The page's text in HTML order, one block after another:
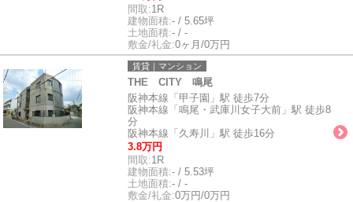
間取:1R
建物面積:- / 5.65坪
土地面積:- / -
敷金/礼金:0ヶ月/0万円
賃貸｜マンション
THE CITY 鳴尾
阪神本線「甲子園」駅 徒歩7分
阪神本線「鳴尾・武庫川女子大前」駅 徒歩8
分
阪神本線「久寿川」駅 徒歩16分
3.8万円
間取:1R
建物面積:- / 5.53坪
土地面積:- / -
敷金/礼金:0万円/0万円